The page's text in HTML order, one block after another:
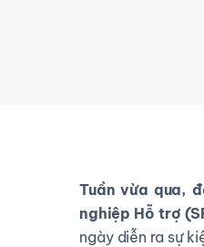
Tuần vừa qua,
nghiệp Hỗ trợ
ngày diễn ra sự